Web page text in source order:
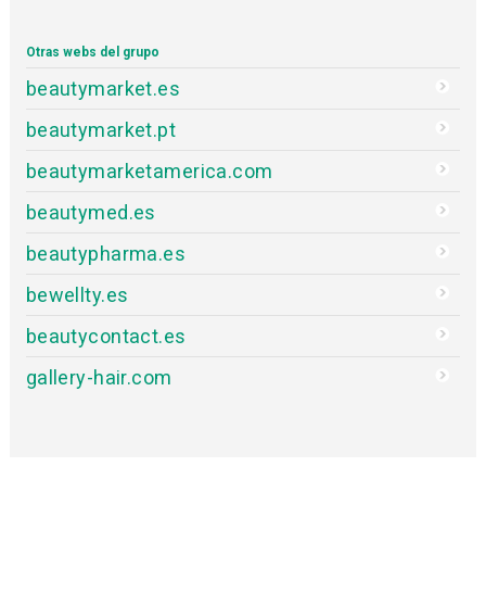
Otras webs del grupo
beautymarket.es
beautymarket.pt
beautymarketamerica.com
beautymed.es
beautypharma.es
bewellty.es
beautycontact.es
gallery-hair.com